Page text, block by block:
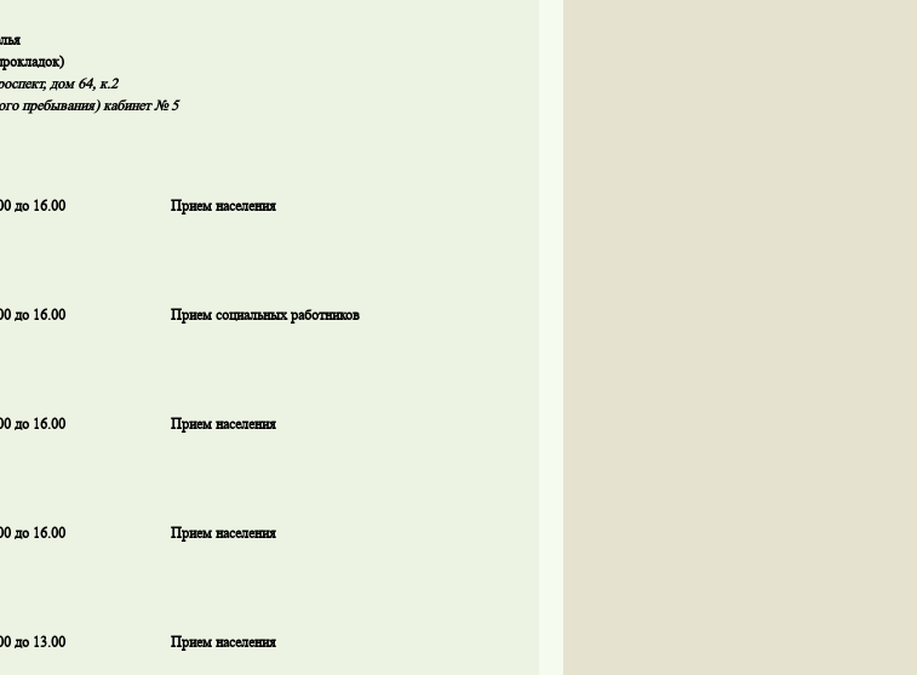
дом 64, к.2
пребывания) кабинет № 5
до 16.00 Прием населения
до 16.00 Прием социальных работников
до 16.00 Прием населения
до 16.00 Прием населения
до 13.00 Прием населения